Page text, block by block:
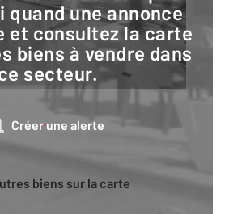
quand une annonce
et consultez la carte
biens à vendre dans
secteur.
Créer une alerte
biens sur la carte